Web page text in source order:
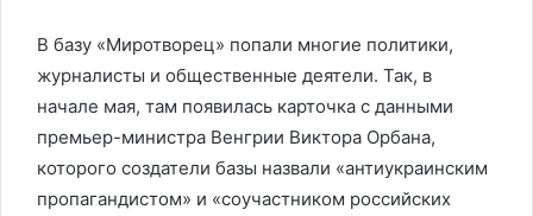
В базу «Миротворец» попали многие политики,
журналисты и общественные деятели. Так, в
начале мая, там появилась карточка с данными
премьер-министра Венгрии Виктора Орбана,
которого создатели базы назвали «антиукраинским
пропагандистом» и «соучастником российских